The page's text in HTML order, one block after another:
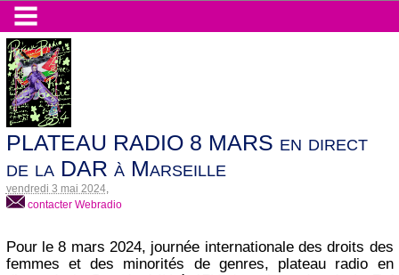
PLATEAU RADIO 8 MARS en direct
de la DAR à Marseille
vendredi 3 mai 2024,
contacter Webradio
Pour le 8 mars 2024, journée internationale des droits des
femmes et des minorités de genres, plateau radio en